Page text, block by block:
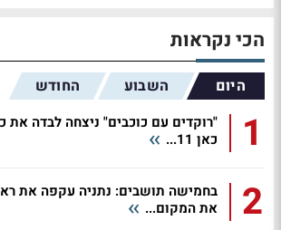
הכי נקראות
היום השבוע החודש
1
"רוקדים עם כוכבים" ניצחה לבדה את
כאן 11...
2
בחמישה תושבים: נתניה עקפה את
את המקום...